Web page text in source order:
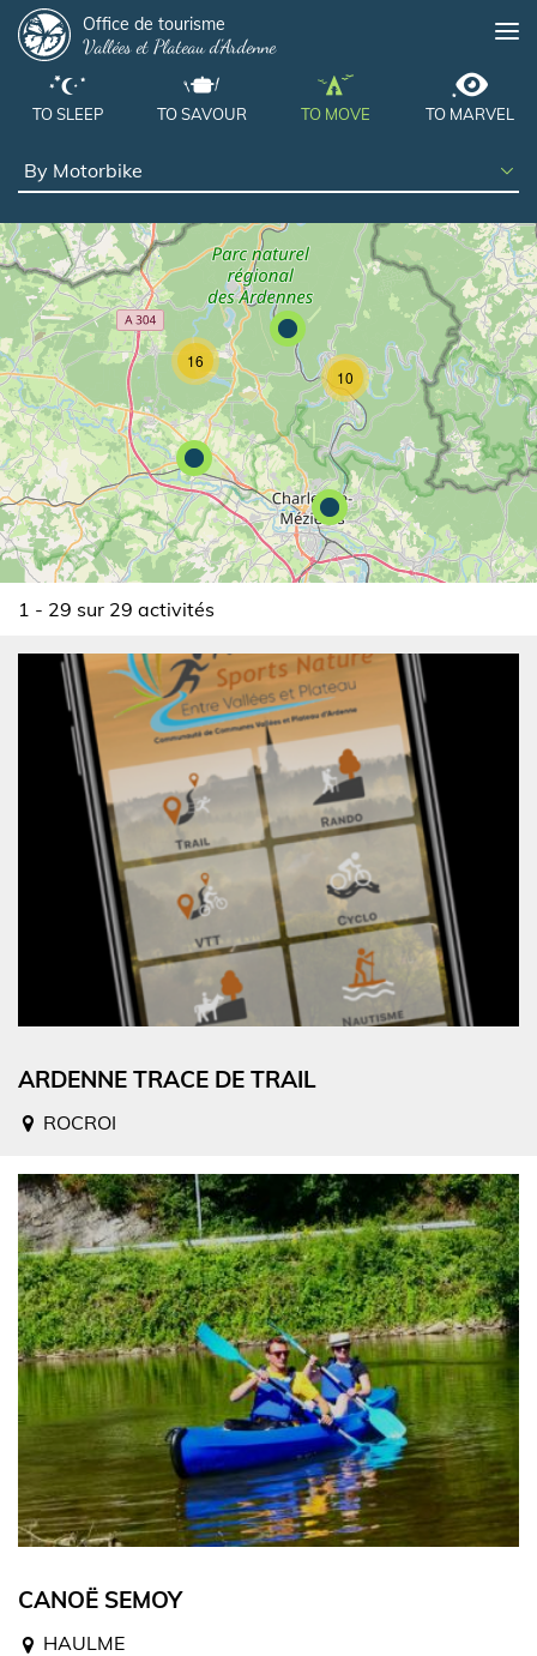
to
content
Office de tourisme
Vallées et Plateau d'Ardenne
TO SLEEP TO SAVOUR TO MOVE TO MARVEL
1 - 29 sur 29 activités
ARDENNE TRACE DE TRAIL
ROCROI
CANOË SEMOY
HAULME
10
16
Panneau de gestion des cookies